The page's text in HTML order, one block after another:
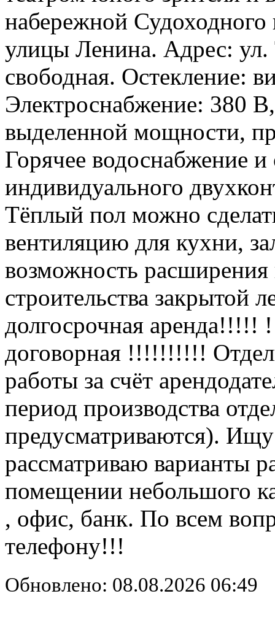
набережной
улицы Ленина. Адрес: ул.
свободная. Остекление:
Электроснабжение: 380
выделенной мощности,
Горячее водоснабжение и
индивидуального
Тёплый пол можно
вентиляцию для кухни,
возможность
строительства
долгосрочная
договорная !!!!!!!!!!
работы за счёт
период производства
предусматриваются).
рассматриваю варианты
помещении небольшого
, офис, банк. По всем
телефону!!!
Обновлено: 08.08.2026 06:49